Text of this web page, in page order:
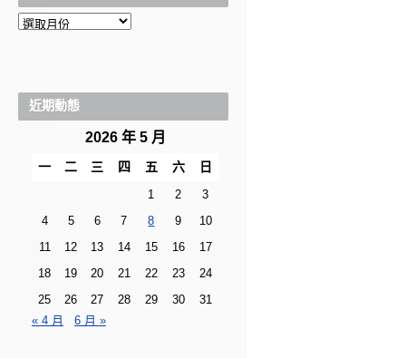
彙
近期動態
2026 年 5 月
一 二 三 四 五 六 日
1 2
3
4
5 6 7 8 9
10
11
12 13 14 15 16
17
18
19 20 21 22 23
24
25
26 27 28 29 30
31
« 4 月
6 月 »